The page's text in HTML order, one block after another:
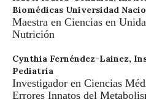
Biomédicas Universidad
Maestra en Ciencias en
Nutrición
Cynthia Fernéndez-Lainez,
Pediatría
Investigador en Ciencias
Errores Innatos del